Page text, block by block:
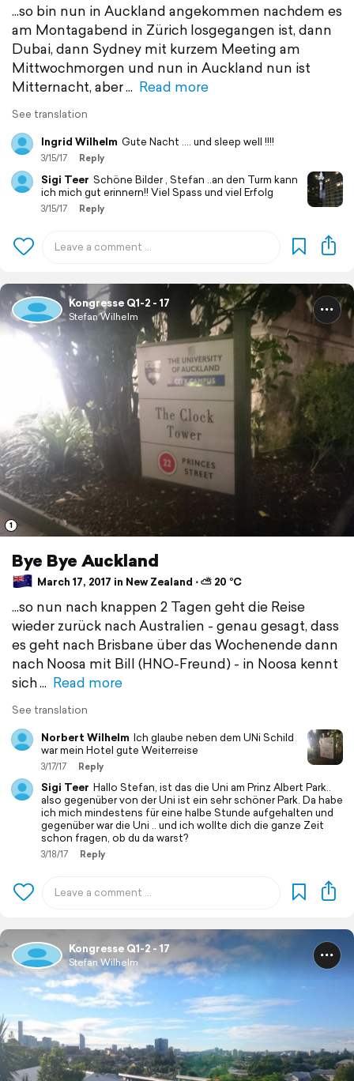
...so bin nun in Auckland angekommen nachdem es
am Montagabend in Zürich losgegangen ist, dann
Dubai, dann Sydney mit kurzem Meeting am
Mittwochmorgen und nun in Auckland nun ist
Mitternacht, aber
Read more
See translation
Ingrid Wilhelm Gute Nacht .... und sleep well !!!!
3/15/17 Reply
Sigi Teer Schöne Bilder , Stefan ..an den Turm kann
ich mich gut erinnern!! Viel Spass und viel Erfolg
3/15/17 Reply
Kongresse Q1-2 - 17
Stefan Wilhelm
1
Bye Bye Auckland
March 17, 2017 in New Zealand ⋅ ⛅ 20 °C
...so nun nach knappen 2 Tagen geht die Reise
wieder zurück nach Australien - genau gesagt, dass
es geht nach Brisbane über das Wochenende dann
nach Noosa mit Bill (HNO-Freund) - in Noosa kennt
sich
Read more
See translation
Norbert Wilhelm Ich glaube neben dem UNi Schild
war mein Hotel gute Weiterreise
3/17/17 Reply
Sigi Teer Hallo Stefan, ist das die Uni am Prinz Albert Park..
also gegenüber von der Uni ist ein sehr schöner Park. Da habe
ich mich mindestens für eine halbe Stunde aufgehalten und
gegenüber war die Uni .. und ich wollte dich die ganze Zeit
schon fragen, ob du da warst?
3/18/17 Reply
Kongresse Q1-2 - 17
Stefan Wilhelm